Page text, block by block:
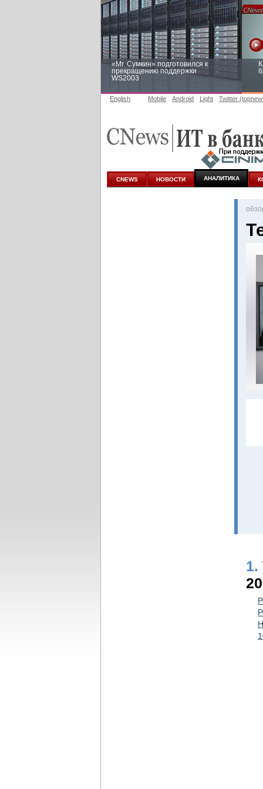
«Mr. Сумкин» подготовился к
прекращению поддержки
WS2003
Заоблачная оптимизация: как
аналитике
English Mobile Android Light Twitter
CNEWS НОВОСТИ АНАЛИТИКА
1.